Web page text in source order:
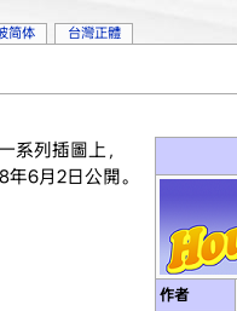
作者
系列插圖上，
6月2日公開。
简体 台灣正體